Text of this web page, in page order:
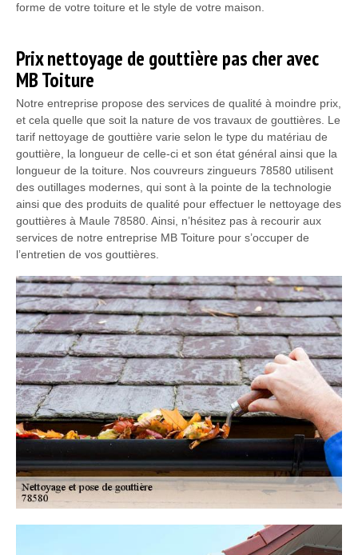
forme de votre toiture et le style de votre maison.
Prix nettoyage de gouttière pas cher avec
MB Toiture
Notre entreprise propose des services de qualité à moindre prix,
et cela quelle que soit la nature de vos travaux de gouttières. Le
tarif nettoyage de gouttière varie selon le type du matériau de
gouttière, la longueur de celle-ci et son état général ainsi que la
longueur de la toiture. Nos couvreurs zingueurs 78580 utilisent
des outillages modernes, qui sont à la pointe de la technologie
ainsi que des produits de qualité pour effectuer le nettoyage des
gouttières à Maule 78580. Ainsi, n’hésitez pas à recourir aux
services de notre entreprise MB Toiture pour s’occuper de
l’entretien de vos gouttières.